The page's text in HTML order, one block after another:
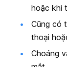
hoặc khi
Cũng có
thoại
Choáng